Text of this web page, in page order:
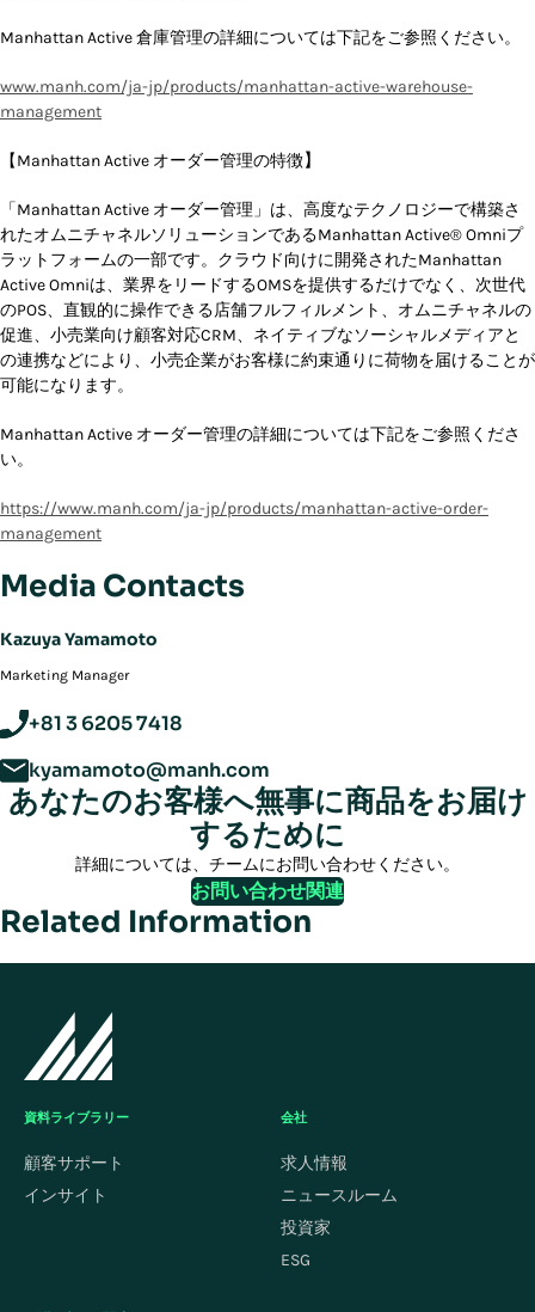
Manhattan Active 倉庫管理の詳細については下記をご参照ください。
www.manh.com/ja-jp/products/manhattan-active-warehouse-
management
【Manhattan Active オーダー管理の特徴】
「Manhattan Active オーダー管理」は、高度なテクノロジーで構築さ
れたオムニチャネルソリューションであるManhattan Active® Omniプ
ラットフォームの一部です。クラウド向けに開発されたManhattan
Active Omniは、業界をリードするOMSを提供するだけでなく、次世代
のPOS、直観的に操作できる店舗フルフィルメント、オムニチャネルの
促進、小売業向け顧客対応CRM、ネイティブなソーシャルメディアと
の連携などにより、小売企業がお客様に約束通りに荷物を届けることが
可能になります。
Manhattan Active オーダー管理の詳細については下記をご参照くださ
い。
https://www.manh.com/ja-jp/products/manhattan-active-order-
management
Media Contacts
Kazuya Yamamoto
Marketing Manager
+81 3 6205 7418
kyamamoto@manh.com
あなたのお客様へ無事に商品をお届け
するために
詳細については、チームにお問い合わせください。
お問い合わせ関連
Related Information
資料ライブラリー
顧客サポート
インサイト
会社
求人情報
ニュースルーム
投資家
ESG